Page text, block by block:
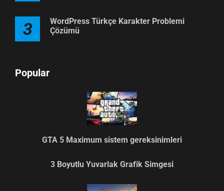
3
WordPress Türkçe Karakter Problemi
Çözümü
Popular
GTA 5 Maximum sistem gereksinimleri
3 Boyutlu Yuvarlak Grafik Simgesi